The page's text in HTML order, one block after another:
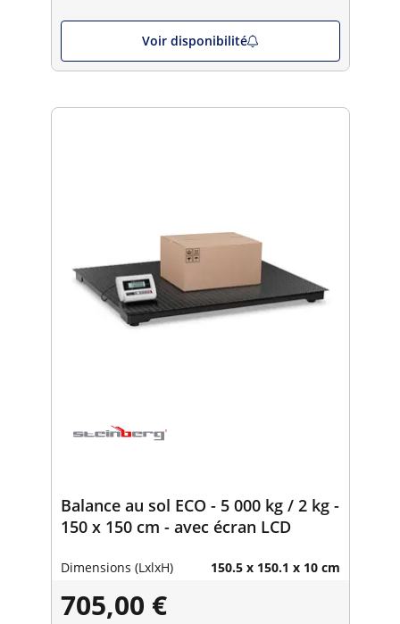
Voir disponibilité
Balance au sol ECO - 5 000 kg / 2 kg -
150 x 150 cm - avec écran LCD
Dimensions (LxlxH) 150.5 x 150.1 x 10 cm
705,00 €